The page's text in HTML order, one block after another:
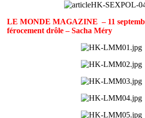
LE MONDE MAGAZINE – 11
férocement drôle – Sacha Méry